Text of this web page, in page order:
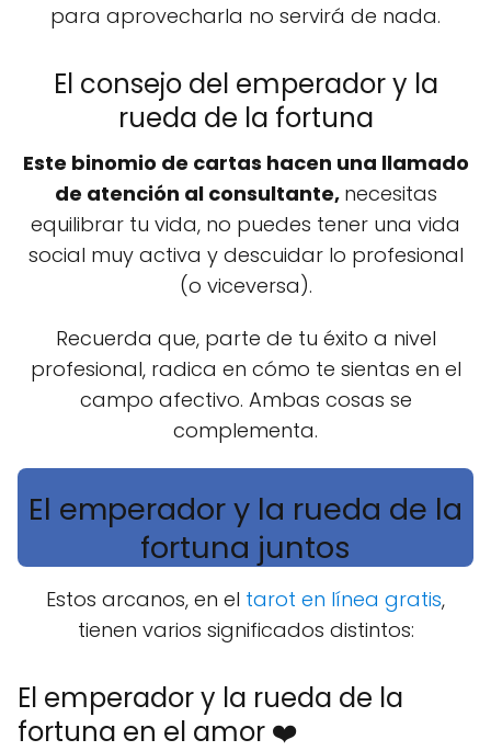
para aprovecharla no servirá de nada.
El consejo del emperador y la
rueda de la fortuna
Este binomio de cartas hacen una llamado
de atención al consultante, necesitas
equilibrar tu vida, no puedes tener una vida
social muy activa y descuidar lo profesional
(o viceversa).
Recuerda que, parte de tu éxito a nivel
profesional, radica en cómo te sientas en el
campo afectivo. Ambas cosas se
complementa.
El emperador y la rueda de la
fortuna juntos
Estos arcanos, en el tarot en línea gratis,
tienen varios significados distintos:
El emperador y la rueda de la
fortuna en el amor ❤️